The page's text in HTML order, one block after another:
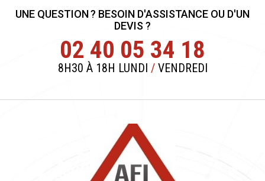
UNE QUESTION ? BESOIN D'ASSISTANCE OU D'UN
DEVIS ?
02 40 05 34 18
8H30 À 18H LUNDI /VENDREDI